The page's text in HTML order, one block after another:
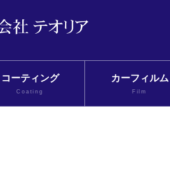
コーティング
Coating
カーフィルム
Film